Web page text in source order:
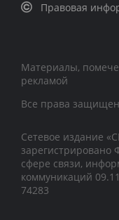
Правовая
Материалы,
рекламой
Все права
Сетевое издание
зарегистрировано
сфере связи,
коммуникаций
74283